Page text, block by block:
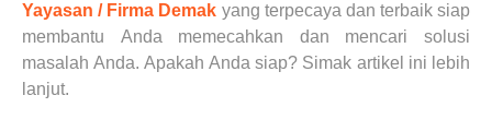
Yayasan / Firma Demak yang terpecaya dan terbaik siap
membantu Anda memecahkan dan mencari solusi
masalahAnda. Apakah Anda siap? Simak artikel ini lebih
lanjut.